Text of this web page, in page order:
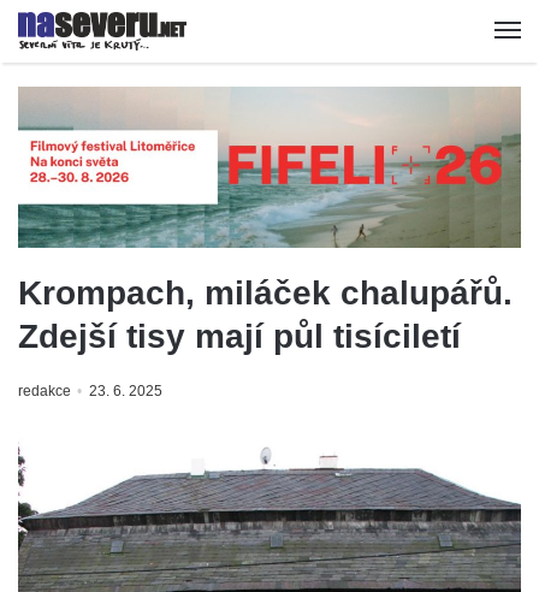
Krompach, miláček chalupářů.
Zdejší tisy mají půl tisíciletí
redakce 23. 6. 2025